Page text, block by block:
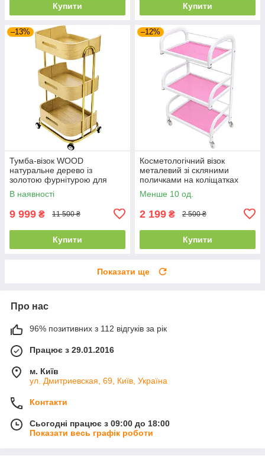
Купити Купити
–13%
Тумба-візок WOOD
натуральне дерево із
золотою фурнітурою для
косметолога, манікюру
В наявності
9 999 ₴ 11 500 ₴
Купити
–12%
Косметологічний візок
металевий зі скляними
поличками на коліщатках
PINK
Менше 10 од.
2 199 ₴ 2 500 ₴
Купити
Показати ще
Про нас
96% позитивних з 112 відгуків за рік
Працює з 29.01.2016
м. Київ
ул. Дмитриевская, 69, Київ, Україна
Контакти
Сьогодні працює з 09:00 до 18:00
Показати весь графік роботи